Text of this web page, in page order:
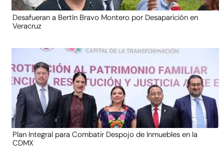
Desafueran a Bertín Bravo Montero por Desaparición en
Veracruz
Plan Integral para Combatir Despojo de Inmuebles en la
CDMX